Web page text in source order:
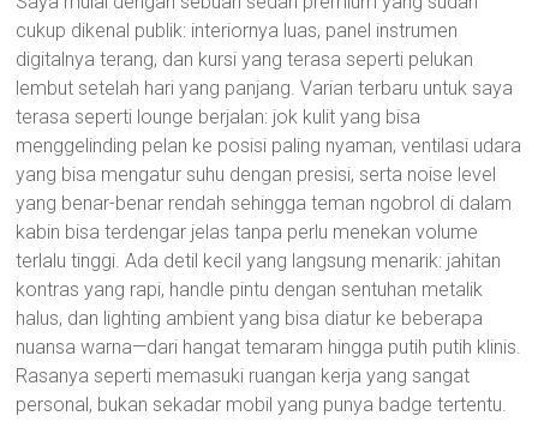
cukup dikenal publik: interiornya luas, panel instrumen
digitalnya terang, dan kursi yang terasa seperti pelukan
lembut setelah hari yang panjang. Varian terbaru untuk saya
terasa seperti lounge berjalan: jok kulit yang bisa
menggelinding pelan ke posisi paling nyaman, ventilasi udara
yang bisa mengatur suhu dengan presisi, serta noise level
yang benar-benar rendah sehingga teman ngobrol di dalam
kabin bisa terdengar jelas tanpa perlu menekan volume
terlalu tinggi. Ada detil kecil yang langsung menarik: jahitan
kontras yang rapi, handle pintu dengan sentuhan metalik
halus, dan lighting ambient yang bisa diatur ke beberapa
nuansa warna—dari hangat temaram hingga putih putih klinis.
Rasanya seperti memasuki ruangan kerja yang sangat
personal, bukan sekadar mobil yang punya badge tertentu.